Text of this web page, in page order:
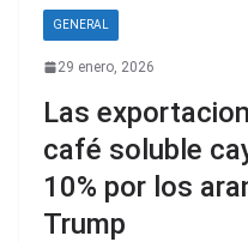
GENERAL
29 enero, 2026
Las
café soluble
10% por los
Trump